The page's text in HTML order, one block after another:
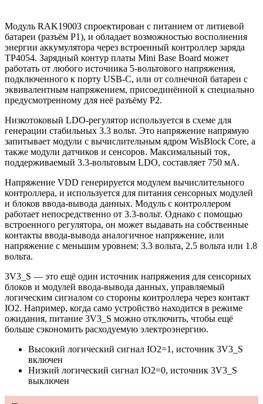
Модуль RAK19003 спроектирован с питанием от литиевой
батареи (разъём P1), и обладает возможностью восполнения
энергии аккумулятора через встроенный контроллер заряда
TP4054. Зарядный контур платы Mini Base Board может
работать от любого источника 5-вольтового напряжения,
подключенного к порту USB-С, или от солнечной батареи с
эквивалентным напряжением, присоединённой к специально
предусмотренному для неё разъёму P2.
Низкотоковый LDO-регулятор используется в схеме для
генерации стабильных 3.3 вольт. Это напряжение напрямую
запитывает модули с вычислительным ядром WisBlock Core, а
также модули датчиков и сенсоров. Максимальный ток,
поддерживаемый 3.3-вольтовым LDO, составляет 750 мА.
Напряжение VDD генерируется модулем вычислительного
контроллера, и используется для питания сенсорных модулей
и блоков ввода-вывода данных. Модуль с контроллером
работает непосредственно от 3.3-вольт. Однако с помощью
встроенного регулятора, он может выдавать на собственные
контакты ввода-вывода аналогичное напряжение, или
напряжение с меньшим уровнем: 3.3 вольта, 2.5 вольта или 1.8
вольта.
3V3_S — это ещё один источник напряжения для сенсорных
блоков и модулей ввода-вывода данных, управляемый
логическим сигналом со стороны контроллера через контакт
IO2. Например, когда само устройство находится в режиме
ожидания, питание 3V3_S можно отключить, чтобы ещё
больше сэкономить расходуемую электроэнергию.
Высокий логический сигнал IO2=1, источник 3V3_S
включен
Низкий логический сигнал IO2=0, источник 3V3_S
выключен